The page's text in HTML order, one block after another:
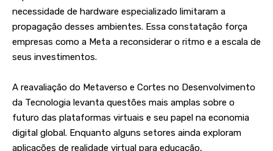
necessidade de hardware especializado limitaram a
propagação desses ambientes. Essa constatação força
empresas como a Meta a reconsiderar o ritmo e a escala de
seus investimentos.
A reavaliação do Metaverso e Cortes no Desenvolvimento
da Tecnologia levanta questões mais amplas sobre o
futuro das plataformas virtuais e seu papel na economia
digital global. Enquanto alguns setores ainda exploram
aplicações de realidade virtual para educação,